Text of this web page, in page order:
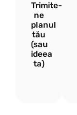
Trimite-
ne
planul
tău
(sau
ideea
ta)